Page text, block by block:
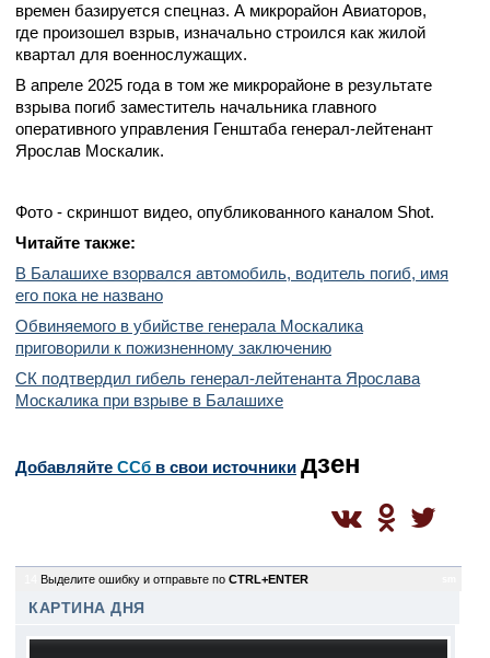
времен базируется спецназ. А микрорайон Авиаторов,
где произошел взрыв, изначально строился как жилой
квартал для военнослужащих.
В апреле 2025 года в том же микрорайоне в результате
взрыва погиб заместитель начальника главного
оперативного управления Генштаба генерал-лейтенант
Ярослав Москалик.
Фото - скриншот видео, опубликованного каналом Shot.
Читайте также:
В Балашихе взорвался автомобиль, водитель погиб, имя
его пока не названо
Обвиняемого в убийстве генерала Москалика
приговорили к пожизненному заключению
СК подтвердил гибель генерал-лейтенанта Ярослава
Москалика при взрыве в Балашихе
Добавляйте CСб в свои источники дзен
Выделите ошибку и отправьте по CTRL+ENTER
КАРТИНА ДНЯ